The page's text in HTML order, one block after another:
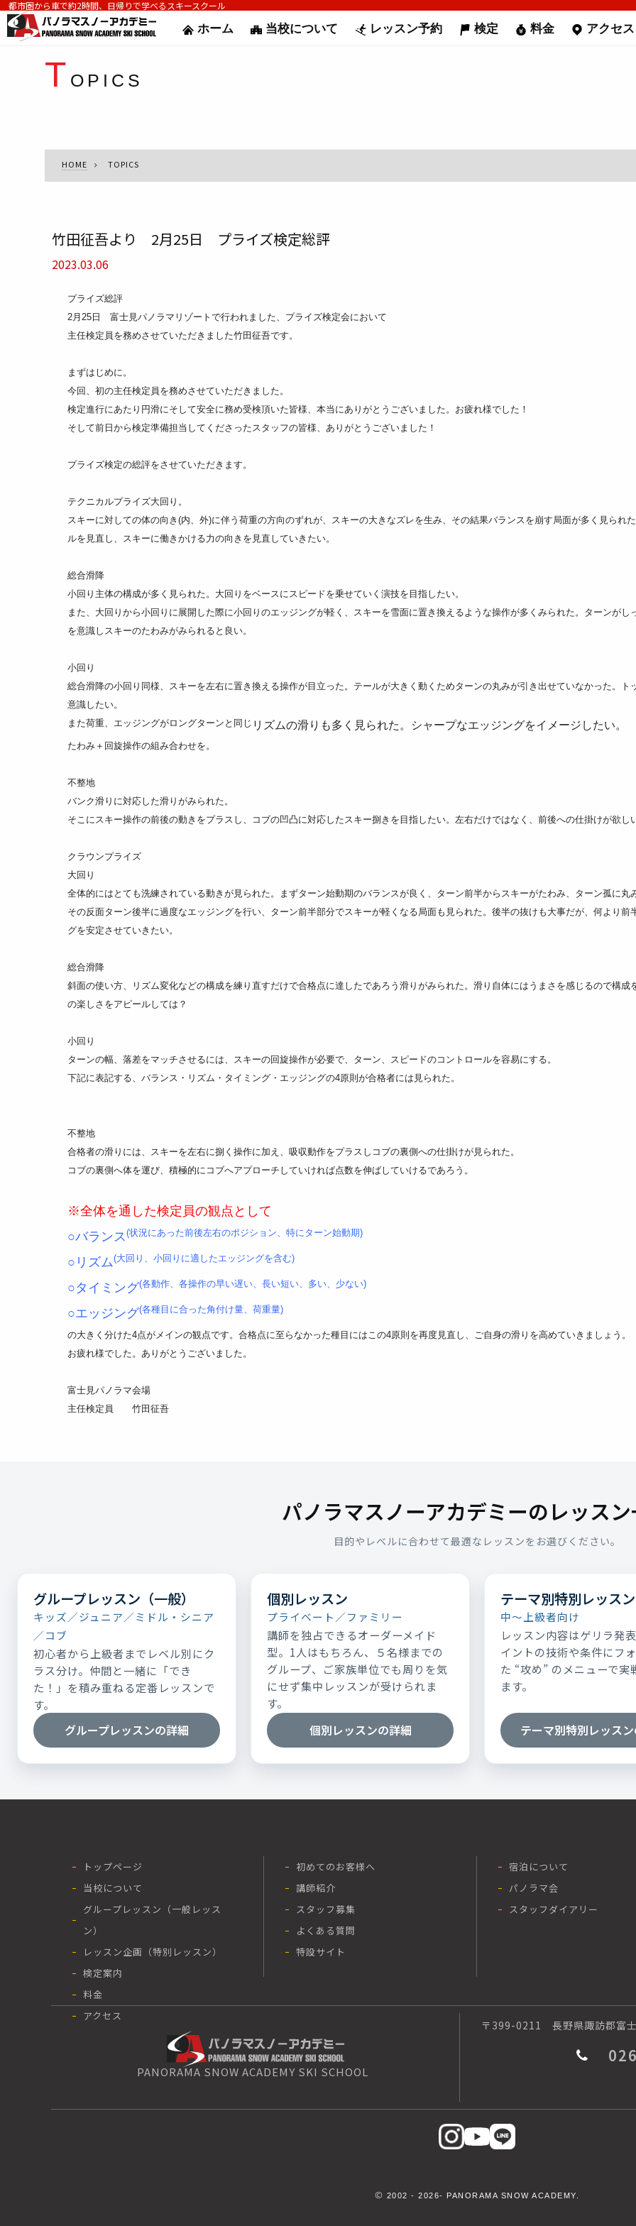
都市圏から車で約2時間、日帰りで学べるスキースクール
ホーム 当校について レッスン予約 検定 料金 アクセス
T OPICS
HOME TOPICS
竹田征吾より 2月25日 プライズ検定総評
2023.03.06
プライズ総評
2月25日 富士見パノラマリゾートで行われました、プライズ検定会において
主任検定員を務めさせていただきました竹田征吾です。
まずはじめに。
今回、初の主任検定員を務めさせていただきました。
検定進行にあたり円滑にそして安全に務め受検頂いた皆様、本当にありがとうございました。お疲れ様でした！
そして前日から検定準備担当してくださったスタッフの皆様、ありがとうございました！
プライズ検定の総評をさせていただきます。
テクニカルプライズ大回り。
スキーに対しての体の向き(内、外)に伴う荷重の方向のずれが、スキーの大きなズレを生み、その結果バランスを崩す局面が多く見られ
ルを見直し、スキーに働きかける力の向きを見直していきたい。
総合滑降
小回り主体の構成が多く見られた。大回りをベースにスピードを乗せていく演技を目指したい。
また、大回りから小回りに展開した際に小回りのエッジングが軽く、スキーを雪面に置き換えるような操作が多くみられた。ターンがし
を意識しスキーのたわみがみられると良い。
小回り
総合滑降の小回り同様、スキーを左右に置き換える操作が目立った。テールが大きく動くためターンの丸みが引き出せていなかった。ト
意識したい。
また荷重、エッジングがロングターンと同じ リズムの滑りも多く見られた。シャープなエッジングをイメージしたい。
たわみ＋回旋操作の組み合わせを。
不整地
バンク滑りに対応した滑りがみられた。
そこにスキー操作の前後の動きをプラスし、コブの凹凸に対応したスキー捌きを目指したい。左右だけではなく、前後への仕掛けが欲し
クラウンプライズ
大回り
全体的にはとても洗練されている動きが見られた。まずターン始動期のバランスが良く、ターン前半からスキーがたわみ、ターン孤に丸
その反面ターン後半に過度なエッジングを行い、ターン前半部分でスキーが軽くなる局面も見られた。後半の抜けも大事だが、何より前
グを安定させていきたい。
総合滑降
斜面の使い方、リズム変化などの構成を練り直すだけで合格点に達したであろう滑りがみられた。滑り自体にはうまさを感じるので構成
の楽しさをアピールしては？
小回り
ターンの幅、落差をマッチさせるには、スキーの回旋操作が必要で、ターン、スピードのコントロールを容易にする。
下記に表記する、バランス・リズム・タイミング・エッジングの4原則が合格者には見られた。
不整地
合格者の滑りには、スキーを左右に捌く操作に加え、吸収動作をプラスしコブの裏側への仕掛けが見られた。
コブの裏側へ体を運び、積極的にコブへアプローチしていければ点数を伸ばしていけるであろう。
※全体を通した検定員の観点として
○バランス(状況にあった前後左右のポジション、特にターン始動期)
○リズム(大回り、小回りに適したエッジングを含む)
○タイミング(各動作、各操作の早い遅い、長い短い、多い、少ない)
○エッジング(各種目に合った角付け量、荷重量)
の大きく分けた4点がメインの観点です。合格点に至らなかった種目にはこの4原則を再度見直し、ご自身の滑りを高めていきましょう。
お疲れ様でした。ありがとうございました。
富士見パノラマ会場
主任検定員 竹田征吾
パノラマスノーアカデミーのレッス
目的やレベルに合わせて最適なレッスンをお選びください。
グループレッスン（一般）
キッズ／ジュニア／ミドル・シニア
／コブ
初心者から上級者までレベル別にク
ラス分け。仲間と一緒に「でき
た！」を積み重ねる定番レッスンで
す。
グループレッスンの詳細
個別レッスン
プライベート／ファミリー
講師を独占できるオーダーメイド
型。1人はもちろん、５名様までの
グループ、ご家族単位でも周りを気
にせず集中レッスンが受けられま
す。
個別レッスンの詳細
テーマ別特別レッスン
中～上級者向け
レッスン内容はゲリラ発
イントの技術や条件にフ
た “攻め” のメニューで実
ます。
テーマ別特別レッス
トップページ
当校について
グループレッスン（一般レッス
ン）
レッスン企画（特別レッスン）
検定案内
料金
アクセス
初めてのお客様へ
講師紹介
スタッフ募集
よくある質問
特設サイト
宿泊について
パノラマ会
スタッフダイアリー
PANORAMA SNOW ACADEMY SKI SCHOOL
〒399-0211 長野県諏訪郡富
© 2002 -2026- PANORAMA SNOW ACADEMY.